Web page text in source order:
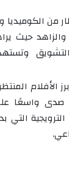
من الكوميديا
حيث
الأفلام
واسعًا
التي